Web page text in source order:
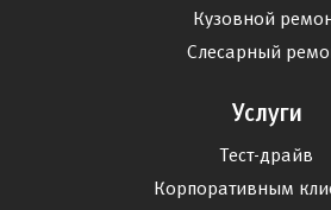
Кузовной
Слесарный
Услуги
Тест-драйв
Корпоративным